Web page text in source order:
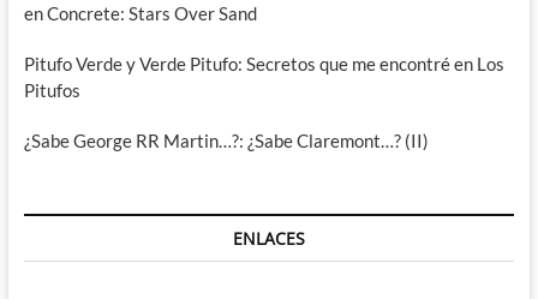
en Concrete: Stars Over Sand
Pitufo Verde y Verde Pitufo: Secretos que me encontré en Los
Pitufos
¿Sabe George RR Martin…?: ¿Sabe Claremont…? (II)
ENLACES